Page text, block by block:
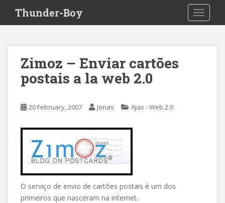
i
Thunder-Boy
Zimoz – Enviar cartões
postais a la web 2.0
20 February, 2007 Jonas Ajax - Web 2.0
O serviço de envio de cartões postais é um dos
primeiros que nasceram na internet.